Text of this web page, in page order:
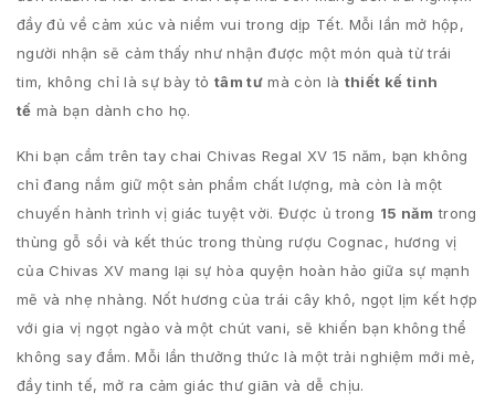
đầy đủ về cảm xúc và niềm vui trong dịp Tết. Mỗi lần mở hộp,
người nhận sẽ cảm thấy như nhận được một món quà từ trái
tim, không chỉ là sự bày tỏ tâm tưmà còn là thiết kế tinh
tế mà bạn dành cho họ.
Khi bạn cầm trên tay chai Chivas Regal XV 15 năm, bạn không
chỉ đang nắm giữ một sản phẩm chất lượng, mà còn là một
chuyến hành trình vị giác tuyệt vời. Được ủ trong 15 năm trong
thùng gỗ sồi và kết thúc trong thùng rượu Cognac, hương vị
của Chivas XV mang lại sự hòa quyện hoàn hảo giữa sự mạnh
mẽ và nhẹ nhàng. Nốt hương của trái cây khô, ngọt lịm kết hợp
với gia vị ngọt ngào và một chút vani, sẽ khiến bạn không thể
không say đắm. Mỗi lần thưởng thức là một trải nghiệm mới mẻ,
đầy tinh tế, mở ra cảm giác thư giãn và dễ chịu.